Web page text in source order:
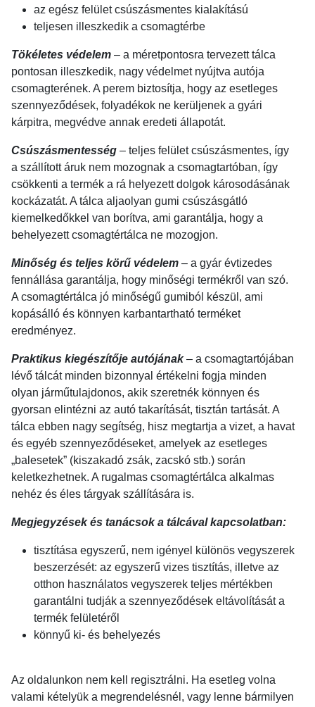
az egész felület csúszásmentes kialakítású
teljesen illeszkedik a csomagtérbe
Tökéletes védelem – a méretpontosra tervezett tálca
pontosan illeszkedik, nagy védelmet nyújtva autója
csomagterének. A perem biztosítja, hogy az esetleges
szennyeződések, folyadékok ne kerüljenek a gyári
kárpitra, megvédve annak eredeti állapotát.
Csúszásmentesség – teljes felület csúszásmentes, így
a szállított áruk nem mozognak a csomagtartóban, így
csökkenti a termék a rá helyezett dolgok károsodásának
kockázatát. A tálca aljaolyan gumi csúszásgátló
kiemelkedőkkel van borítva, ami garantálja, hogy a
behelyezett csomagtértálca ne mozogjon.
Minőség és teljes körű védelem – a gyár évtizedes
fennállása garantálja, hogy minőségi termékről van szó.
A csomagtértálca jó minőségű gumiból készül, ami
kopásálló és könnyen karbantartható terméket
eredményez.
Praktikus kiegészítője autójának– a csomagtartójában
lévő tálcát minden bizonnyal értékelni fogja minden
olyan járműtulajdonos, akik szeretnék könnyen és
gyorsan elintézni az autó takarítását, tisztán tartását. A
tálca ebben nagy segítség, hisz megtartja a vizet, a havat
és egyéb szennyeződéseket, amelyek az esetleges
„balesetek” (kiszakadó zsák, zacskó stb.) során
keletkezhetnek. A rugalmas csomagtértálca alkalmas
nehéz és éles tárgyak szállítására is.
Megjegyzések és tanácsok a tálcával kapcsolatban:
tisztítása egyszerű, nem igényel különös vegyszerek
beszerzését: az egyszerű vizes tisztítás, illetve az
otthon használatos vegyszerek teljes mértékben
garantálni tudják a szennyeződések eltávolítását a
termék felületéről
könnyű ki- és behelyezés
Az oldalunkon nem kell regisztrálni. Ha esetleg volna
valami kételyük a megrendelésnél, vagy lenne bármilyen